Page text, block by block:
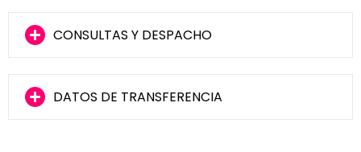
CONSULTAS Y DESPACHO
DATOS DE TRANSFERENCIA